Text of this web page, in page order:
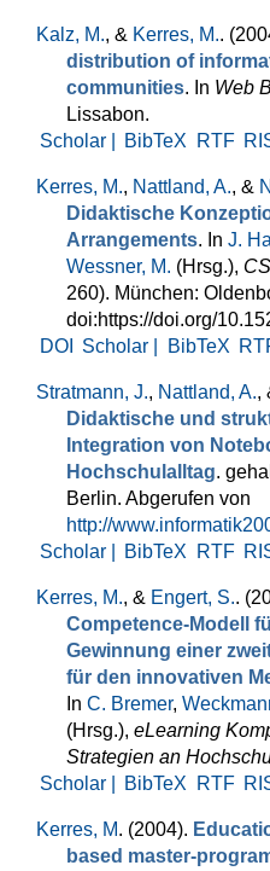
Kalz, M., & Kerres, M..
distribution of
communities. In Web
Lissabon.
Scholar |
BibTeX RTF
Kerres, M., Nattland, A., &
Didaktische
Arrangements. In J.
Wessner, M. (Hrsg.),
260). München:
doi:https://doi.org/
DOI
Scholar | BibTeX
Stratmann, J., Nattland, A.,
Didaktische und
Integration von
Hochschulalltag.
Berlin. Abgerufen von
http://
Scholar |
BibTeX RTF
Kerres, M., & Engert, S..
Competence-Modell
Gewinnung einer
für den innovativen
In C. Bremer,
(Hrsg.), eLearning
Strategien an
Scholar |
BibTeX RTF
Kerres, M. (2004).
based master-